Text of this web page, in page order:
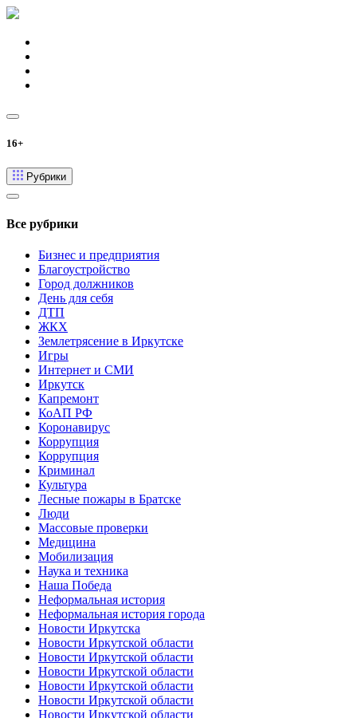
16+
Рубрики
Все рубрики
Бизнес и предприятия
Благоустройство
Город должников
День для себя
ДТП
ЖКХ
Землетрясение в Иркутске
Игры
Интернет и СМИ
Иркутск
Капремонт
КоАП РФ
Коронавирус
Коррупция
Коррупция
Криминал
Культура
Лесные пожары в Братске
Люди
Массовые проверки
Медицина
Мобилизация
Наука и техника
Наша Победа
Неформальная история
Неформальная история города
Новости Иркутска
Новости Иркутской области
Новости Иркутской области
Новости Иркутской области
Новости Иркутской области
Новости Иркутской области
Новости Иркутской области